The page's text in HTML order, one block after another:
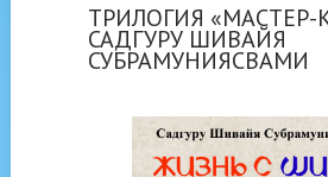
ТРИЛОГИЯ «МАСТЕР-
САДГУРУ ШИВАЙЯ
СУБРАМУНИЯСВАМИ